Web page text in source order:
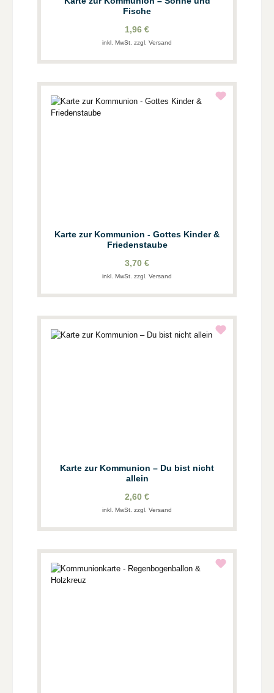
Fische
1,96 €
inkl. MwSt. zzgl. Versand
Karte zur Kommunion - Gottes Kinder &
Friedenstaube
3,70 €
inkl. MwSt. zzgl. Versand
Karte zur Kommunion – Du bist nicht
allein
2,60 €
inkl. MwSt. zzgl. Versand